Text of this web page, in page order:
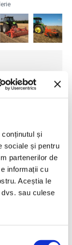
și
sociale și pentru
partenerilor de
informații cu
Aceștia le
sau culese